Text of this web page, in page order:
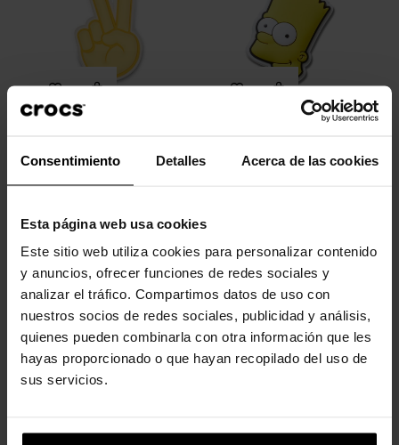
Consentimiento Detalles Acerca de las cookies
Esta página web usa cookies
Este sitio web utiliza cookies para personalizar contenido
y anuncios, ofrecer funciones de redes sociales y
analizar el tráfico. Compartimos datos de uso con
nuestros socios de redes sociales, publicidad y análisis,
quienes pueden combinarla con otra información que les
hayas proporcionado o que hayan recopilado del uso de
sus servicios.
4,99 € 3,99 € 4,99 € 3,99 €
-20%
Baloncesto